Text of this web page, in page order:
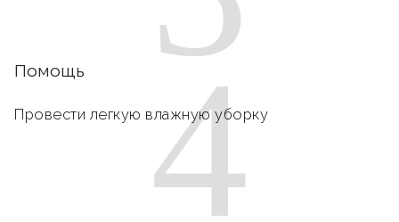
4
Помощь
Провести легкую влажную уборку